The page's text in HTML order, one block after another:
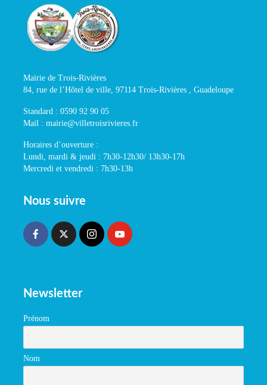
Mairie de Trois-Rivières
84, rue de l’Hôtel de ville, 97114 Trois-Rivières , Guadeloupe
Standard : 0590 92 90 05
Mail : mairie@villetroisrivieres.fr
Horaires d’ouverture :
Lundi, mardi & jeudi : 7h30-12h30/ 13h30-17h
Mercredi et vendredi : 7h30-13h
Nous suivre
Newsletter
Prénom
Nom